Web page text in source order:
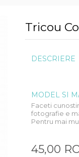
Tricou
DESCRIERE
MODEL SI
Faceti
fotografie e
Pentru mai
45,00